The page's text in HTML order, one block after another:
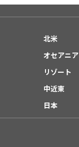
北米
オセアニア
リゾート
中近東
日本